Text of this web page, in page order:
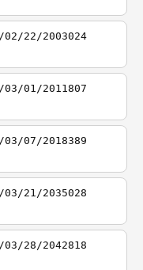
22/2003024
01/2011807
07/2018389
21/2035028
28/2042818